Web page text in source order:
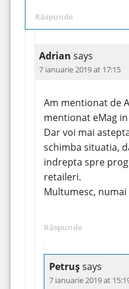
Răspunde
Adrian says
7 ianuarie 2019 at 17:15
Am mentionat de
mentionat eMag
Dar voi mai
schimba situatia,
indrepta spre
retaileri.
Multumesc, numai
Răspunde
Petrușsays
7 ianuarie 2019 at